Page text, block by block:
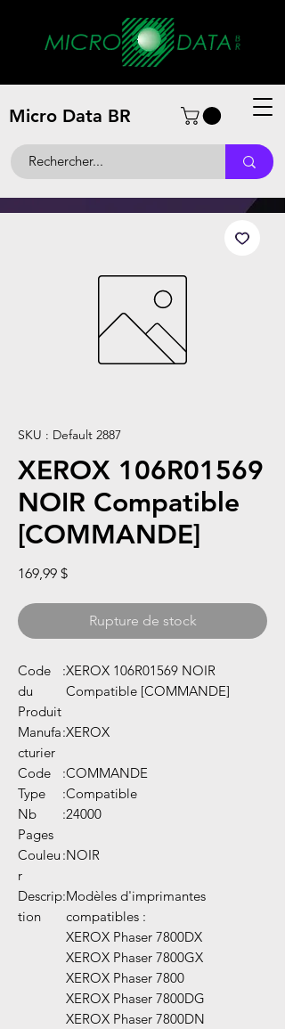
Micro Data BR
SKU : Default 2887
XEROX 106R01569
NOIR Compatible
[COMMANDE]
169,99 $Prix
Rupture de stock
Code
du
Produit
:XEROX 106R01569 NOIR
Compatible [COMMANDE]
Manufa
cturier
:XEROX
Code :COMMANDE
Type
:Compatible
Nb
Pages
:24000
Couleu
r
:NOIR
Descrip
tion
:Modèles d'imprimantes
compatibles :
XEROX Phaser 7800DX
XEROX Phaser 7800GX
XEROX Phaser 7800
XEROX Phaser 7800DG
XEROX Phaser 7800DN